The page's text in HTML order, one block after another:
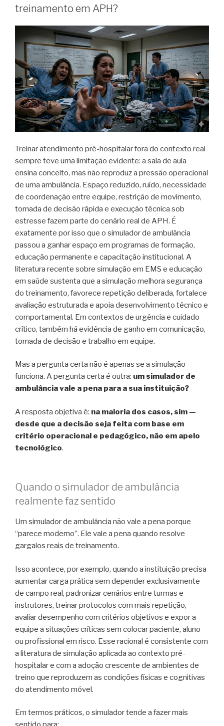
treinamento em APH?
Treinar atendimento pré-hospitalar fora do contexto real
sempre teve uma limitação evidente: a sala de aula
ensina conceito, mas não reproduz a pressão operacional
de uma ambulância. Espaço reduzido, ruído, necessidade
de coordenação entre equipe, restrição de movimento,
tomada de decisão rápida e execução técnica sob
estresse fazem parte do cenário real de APH. É
exatamente por isso que o simulador de ambulância
passou a ganhar espaço em programas de formação,
educação permanente e capacitação institucional. A
literatura recente sobre simulação em EMS e educação
em saúde sustenta que a simulação melhora segurança
do treinamento, favorece repetição deliberada, fortalece
avaliação estruturada e apoia desenvolvimento técnico e
comportamental. Em contextos de urgência e cuidado
crítico, também há evidência de ganho em comunicação,
tomada de decisão e trabalho em equipe.
Mas a pergunta certa não é apenas se a simulação
funciona. A pergunta certa é outra: um simulador de
ambulância vale a pena para a sua instituição?
A resposta objetiva é: na maioria dos casos, sim —
desde que a decisão seja feita com base em
critério operacional e pedagógico, não em apelo
tecnológico.
Quando o simulador de ambulância
realmente faz sentido
Um simulador de ambulância não vale a pena porque
“parece moderno”. Ele vale a pena quando resolve
gargalos reais de treinamento.
Isso acontece, por exemplo, quando a instituição precisa
aumentar carga prática sem depender exclusivamente
de campo real, padronizar cenários entre turmas e
instrutores, treinar protocolos com mais repetição,
avaliar desempenho com critérios objetivos e expor a
equipe a situações críticas sem colocar paciente, aluno
ou profissional em risco. Esse racional é consistente com
a literatura de simulação aplicada ao contexto pré-
hospitalar e com a adoção crescente de ambientes de
treino que reproduzem as condições físicas e cognitivas
do atendimento móvel.
Em termos práticos, o simulador tende a fazer mais